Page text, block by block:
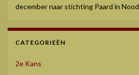
december naar stichting Paard in Nood
CATEGORIEËN
2e Kans